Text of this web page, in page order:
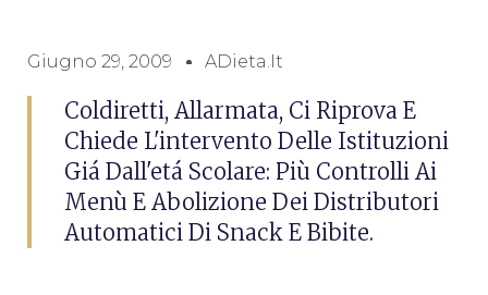
Giugno 29, 2009 ADieta.it
Coldiretti, Allarmata, Ci Riprova E
Chiede L'intervento Delle Istituzioni
Giá Dall'etá Scolare: Più Controlli Ai
Menù E Abolizione Dei Distributori
Automatici Di Snack E Bibite.